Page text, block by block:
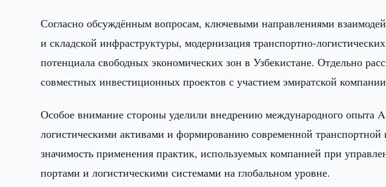
Согласно обсуждённым вопросам, ключевыми направлениями
и складской инфраструктуры, модернизация транспортно-
потенциала свободных экономических зон в Узбекистане. Отдельно
совместных инвестиционных проектов с участием эмиратской
Особое внимание стороны уделили внедрению международного опыта
логистическими активами и формированию современной транспортной
значимость применения практик, используемых компанией при
портами и логистическими системами на глобальном уровне.